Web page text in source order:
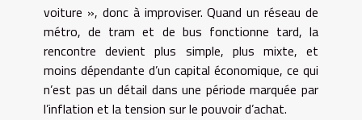
voiture », donc à improviser. Quand un réseau de
métro, de tram et de bus fonctionne tard, la
rencontre devient plus simple, plus mixte, et
moins dépendante d’un capital économique, ce qui
n’est pas un détail dans une période marquée par
l’inflation et la tension sur le pouvoir d’achat.